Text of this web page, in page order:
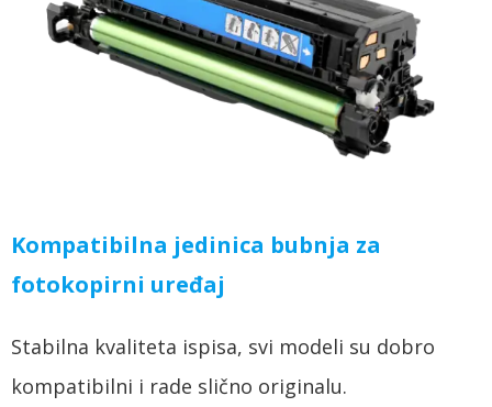
Kompatibilna jedinica bubnja za
fotokopirni uređaj
Stabilna kvaliteta ispisa, svi modeli su dobro
kompatibilni i rade slično originalu.